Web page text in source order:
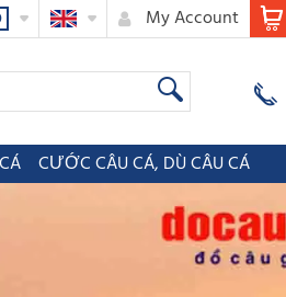
My Account
CƯỚC CÂU CÁ, DÙ CÂU CÁ